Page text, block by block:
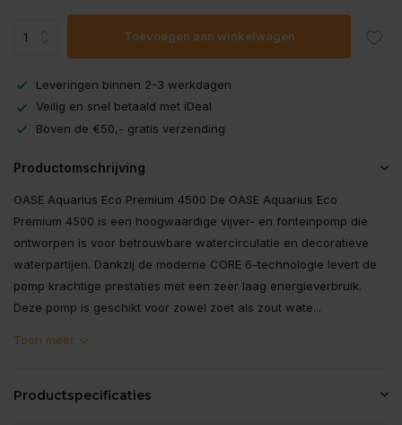
Toevoegen aan winkelwagen
Leveringen binnen 2-3 werkdagen
Veilig en snel betaald met iDeal
Boven de €50,- gratis verzending
Productomschrijving
OASE Aquarius Eco Premium 4500 De OASE Aquarius Eco
Premium 4500 is een hoogwaardige vijver- en fonteinpomp die
ontworpen is voor betrouwbare watercirculatie en decoratieve
waterpartijen. Dankzij de moderne CORE 6-technologie levert de
pomp krachtige prestaties met een zeer laag energieverbruik.
Deze pomp is geschikt voor zowel zoet als zout wate...
Toon meer
Productspecificaties